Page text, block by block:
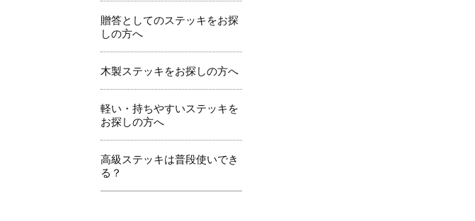
贈答としてのステッキをお探
しの方へ
木製ステッキをお探しの方へ
軽い・持ちやすいステッキを
お探しの方へ
高級ステッキは普段使いでき
る？